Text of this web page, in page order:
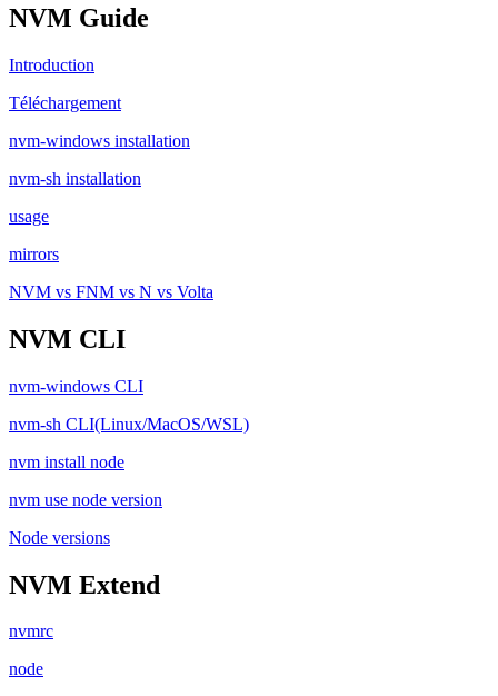
NVM Guide
Introduction
Téléchargement
nvm-windows installation
nvm-sh installation
usage
mirrors
NVM vs FNM vs N vs Volta
NVM CLI
nvm-windows CLI
nvm-sh CLI(Linux/MacOS/WSL)
nvm install node
nvm use node version
Node versions
NVM Extend
nvmrc
node